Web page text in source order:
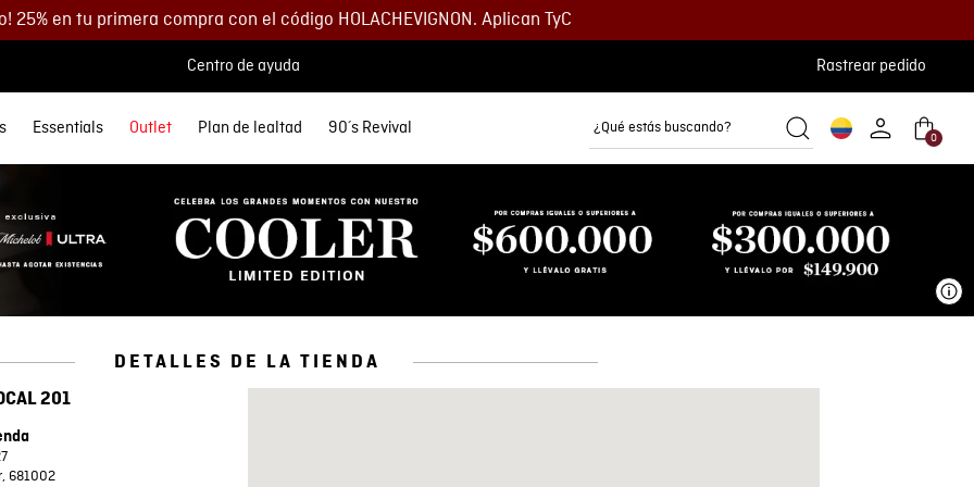
25% en tu primera compra con el código HOLACHEVIGNON. Aplican TyC
Centro de ayuda Rastrear pedido
Accesorios
y Morrales
Parches
Lo más nuevo
Spring Summer
Ver todo Hombre
Polos
Parches
Lo más nuevo
Spring Summer
Ver todo Mujer
Chaquetas
Buzos
Essentials Outlet
35% DCTO
40% DCTO
Plan de lealtad 90´s Revival
¿Qué estás buscando?
0
DETALLES DE LA TIENDA
201
, 681002
Cuero Hombre